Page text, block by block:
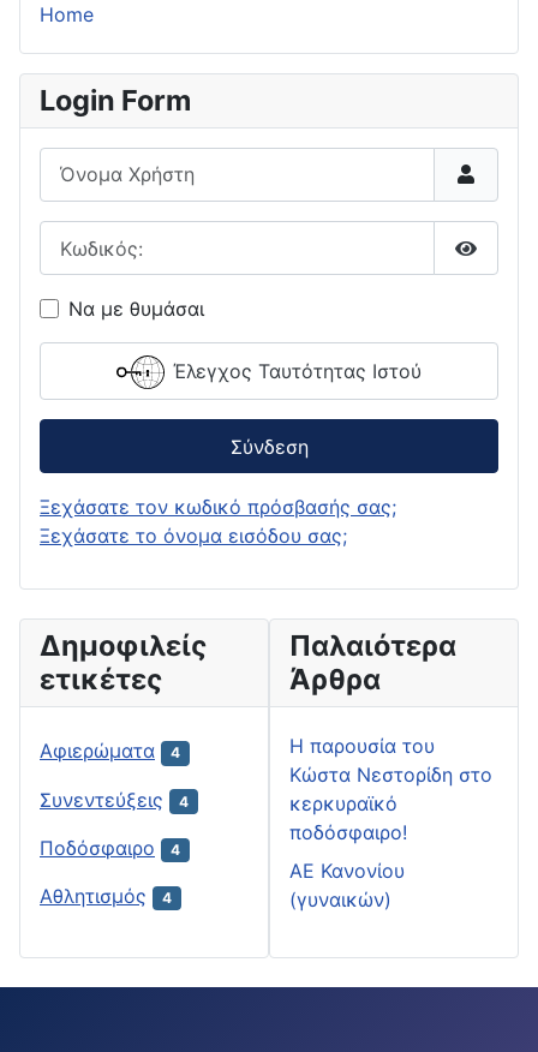
Home
Login Form
Όνομα Χρήστη
Να με θυμάσαι
Έλεγχος Ταυτότητας Ιστού
Σύνδεση
Ξεχάσατε τον κωδικό πρόσβασής σας;
Ξεχάσατε το όνομα εισόδου σας;
Δημοφιλείς
ετικέτες
Αφιερώματα 4
Συνεντεύξεις 4
Ποδόσφαιρο 4
Αθλητισμός 4
Παλαιότερα
Άρθρα
H παρουσία του
Κώστα Νεστορίδη στο
κερκυραϊκό
ποδόσφαιρο!
ΑΕ Κανονίου
(γυναικών)